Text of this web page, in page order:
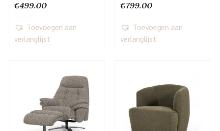
€499.00
Toevoegen aan
verlanglijst
€799.00
Toevoegen aan
verlanglijst